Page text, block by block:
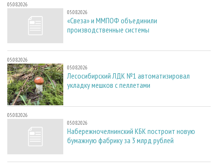
05.08.2026
05.08.2026
«Свеза» и ММПОФ объединили
производственные системы
05.08.2026
05.08.2026
Лесосибирский ЛДК №1 автоматизировал
укладку мешков с пеллетами
05.08.2026
05.08.2026
Набережночелнинский КБК построит новую
бумажную фабрику за 3 млрд рублей